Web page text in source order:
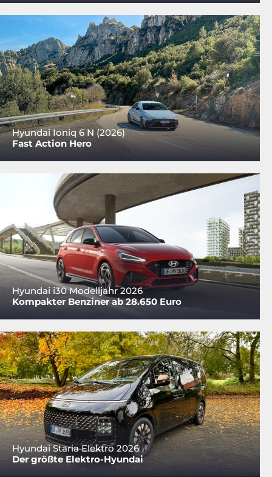
Hyundai Ioniq 6 N (2026)
Fast Action Hero
Hyundai i30 Modelljahr 2026
Kompakter Benziner ab 28.650 Euro
Hyundai Staria Elektro 2026
Der größte Elektro-Hyundai